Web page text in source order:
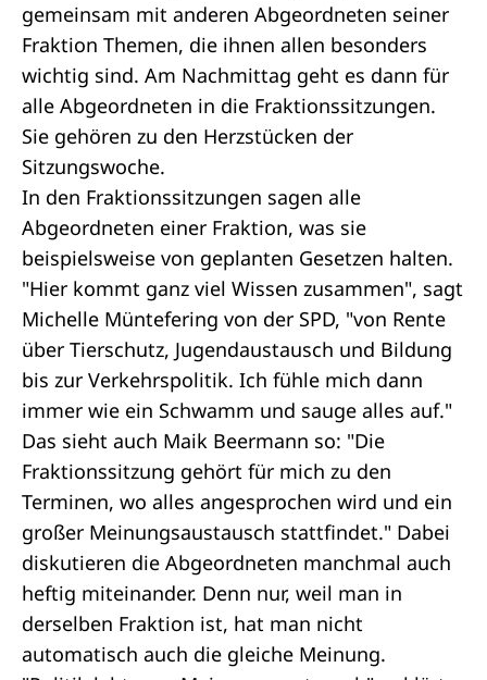
gemeinsam mit anderen Abgeordneten seiner
Fraktion Themen, die ihnen allen besonders
wichtig sind. Am Nachmittag geht es dann für
alle Abgeordneten in die Fraktionssitzungen.
Sie gehören zu den Herzstücken der
Sitzungswoche.
In den Fraktionssitzungen sagen alle
Abgeordneten einer Fraktion, was sie
beispielsweise von geplanten Gesetzen halten.
"Hier kommt ganz viel Wissen zusammen", sagt
Michelle Müntefering von der SPD, "von Rente
über Tierschutz, Jugendaustausch und Bildung
bis zur Verkehrspolitik. Ich fühle mich dann
immer wie ein Schwamm und sauge alles auf."
Das sieht auch Maik Beermann so: "Die
Fraktionssitzung gehört für mich zu den
Terminen, wo alles angesprochen wird und ein
großer Meinungsaustausch stattfindet." Dabei
diskutieren die Abgeordneten manchmal auch
heftig miteinander. Denn nur, weil man in
derselben Fraktion ist, hat man nicht
automatisch auch die gleiche Meinung.